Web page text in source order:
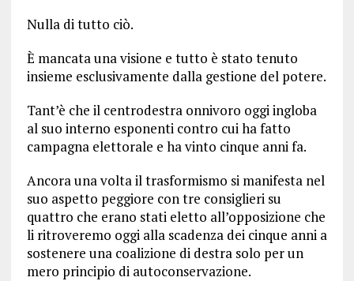
Nulla di tutto ciò.
È mancata una visione e tutto è stato tenuto
insieme esclusivamente dalla gestione del potere.
Tant’è che il centrodestra onnivoro oggi ingloba
al suo interno esponenti contro cui ha fatto
campagna elettorale e ha vinto cinque anni fa.
Ancora una volta il trasformismo si manifesta nel
suo aspetto peggiore con tre consiglieri su
quattro che erano stati eletto all’opposizione che
li ritroveremo oggi alla scadenza dei cinque anni a
sostenere una coalizione di destra solo per un
mero principio di autoconservazione.